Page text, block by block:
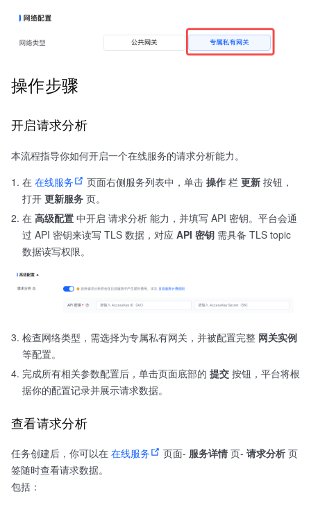
操作步骤
开启请求分析
本流程指导你如何开启一个在线服务的请求分析能力。
在 在线服务 页面右侧服务列表中，单击 操作 栏 更新 按钮，
打开 更新服务 页。
在 高级配置 中开启 请求分析 能力，并填写 API 密钥。平台会通
过 API 密钥来读写 TLS 数据，对应 API 密钥 需具备 TLS topic
数据读写权限。
检查网络类型，需选择为专属私有网关，并被配置完整 网关实例
等配置。
完成所有相关参数配置后，单击页面底部的 提交 按钮，平台将根
据你的配置记录并展示请求数据。
查看请求分析
任务创建后，你可以在 在线服务 页面- 服务详情 页- 请求分析 页
签随时查看请求数据。
包括：